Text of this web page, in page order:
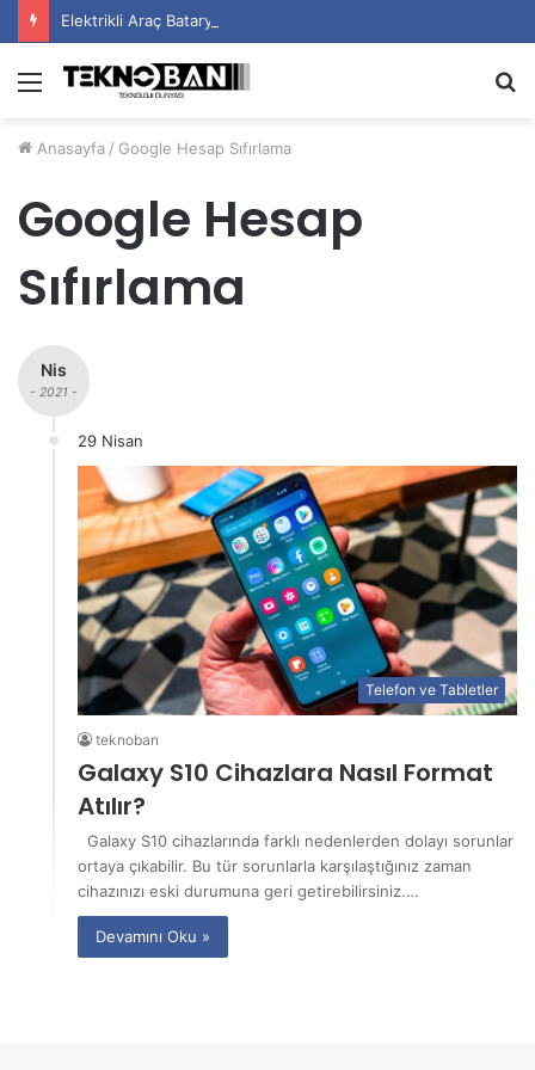
Elektrikli Araç Bataryalarının Ömrü Nasıl Uzatılır?
Menü
Anasayfa / Google Hesap Sıfırlama
Google Hesap
Sıfırlama
Nis
- 2021 -
29 Nisan
Telefon ve Tabletler
teknoban
Galaxy S10 Cihazlara Nasıl Format
Atılır?
Galaxy S10 cihazlarında farklı nedenlerden dolayı sorunlar
ortaya çıkabilir. Bu tür sorunlarla karşılaştığınız zaman
cihazınızı eski durumuna geri getirebilirsiniz.…
Devamını Oku »